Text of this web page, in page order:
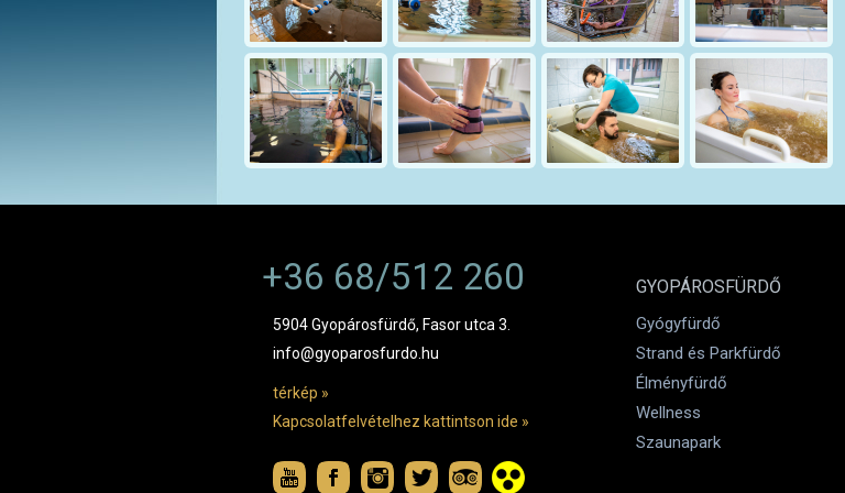
+36 68/512 260
5904 Gyopárosfürdő, Fasor utca 3.
info@gyoparosfurdo.hu
térkép »
Kapcsolatfelvételhez kattintson ide »
GYOPÁROSFÜRDŐ
Gyógyfürdő
Strand és Parkfürdő
Élményfürdő
Wellness
Szaunapark